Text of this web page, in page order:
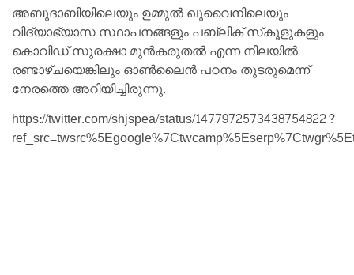
അബുദാബിയിലെയും ഉമ്മുൽ ഖുവൈനിലെയും
വിദ്യാഭ്യാസ സ്ഥാപനങ്ങളും പബ്ലിക് സ്‌കൂളുകളും
കൊവിഡ് സുരക്ഷാ മുൻകരുതൽ എന്ന നിലയിൽ
രണ്ടാഴ്ചയെങ്കിലും ഓൺലൈൻ പഠനം തുടരുമെന്ന്
നേരത്തെ അറിയിച്ചിരുന്നു.
https://twitter.com/shjspea/status/1477972573438754822?